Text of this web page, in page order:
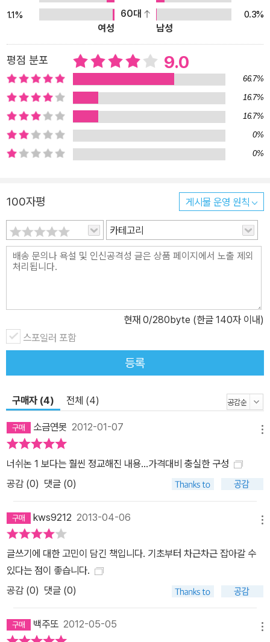
다. 또한 자신이 쓴 논술글을 평가하는 방법을 자세히 설명함으로써
스스로 첨삭하는 원리와 요령을 익히도록 했습니다. 이 책을 제대로
끝낸다면 누구든 자신의 글은 물론 다른 사람이 쓴 글까지도 평가할
수 있습니다. 입사 시험 준비생이나 논술 지도교사에게도 도움이 된
다고요? 그렇습니다. 주로 고등학생을 염두에 두고 정리하였지만, 지
도교사가 이 책에 있는 논술 원리를 이해하여 응용하면 초등학생과
중학생 지도 방법을 찾을 수 있습니다. 또한 1998년 초판으로 발행
된 이 책으로 공부한 많은 입사 시험 준비생들이 합격의 영광을 안았
습니다.
1.1%
60대
0.3%
여성
남성
평점 분포 9.0
66.7%
16.7%
16.7%
0%
0%
100자평 게시물 운영 원칙
카테고리
현재 0/280byte (한글 140자 이내)
스포일러 포함
등록
구매자 (4) 전체 (4)
소금연못 2012-01-07
너쉬논 1 보다는 훨씬 정교해진 내용...가격대비 충실한 구성
공감 (0) 댓글 (0)
kws9212 2013-04-06
글쓰기에 대한 고민이 담긴 책입니다. 기초부터 차근차근 잡아갈 수
있다는 점이 좋습니다.
공감 (0) 댓글 (0)
백주또 2012-05-05